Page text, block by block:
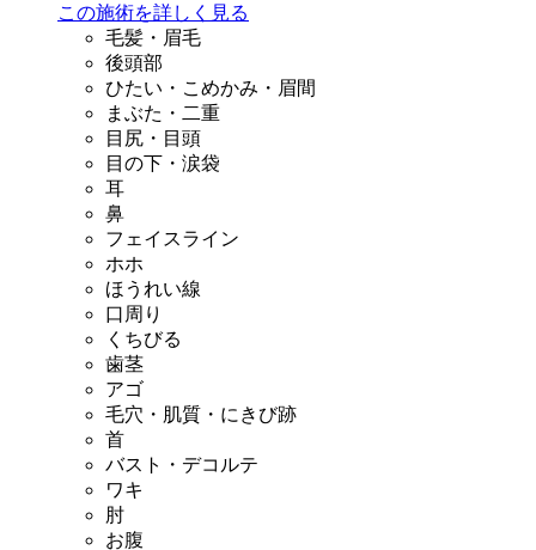
この施術を詳しく見る
毛髪・眉毛
後頭部
ひたい・こめかみ・眉間
まぶた・二重
目尻・目頭
目の下・涙袋
耳
鼻
フェイスライン
ホホ
ほうれい線
口周り
くちびる
歯茎
アゴ
毛穴・肌質・にきび跡
首
バスト・デコルテ
ワキ
肘
お腹